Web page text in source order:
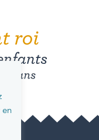
en